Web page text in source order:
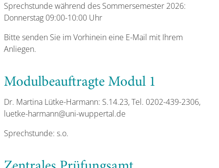
Sprechstunde während des Sommersemester 2026:
Donnerstag 09:00-10:00 Uhr
Bitte senden Sie im Vorhinein eine E-Mail mit Ihrem
Anliegen.
Modulbeauftragte Modul 1
Dr. Martina Lütke-Harmann: S.14.23, Tel. 0202-439-2306,
luetke-harmann@uni-wuppertal.de
Sprechstunde: s.o.